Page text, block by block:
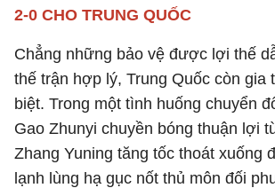
2-0 CHO TRUNG QUỐC
Chẳng những bảo vệ được lợi thế
thế trận hợp lý, Trung Quốc còn gia
biệt. Trong một tình huống chuyển
Gao Zhunyi chuyền bóng thuận lợi
Zhang Yuning tăng tốc thoát xuống
lạnh lùng hạ gục nốt thủ môn đối